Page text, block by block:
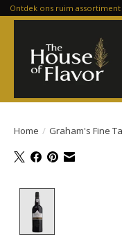
Ontdek ons ruim
Home / Graham's Fine